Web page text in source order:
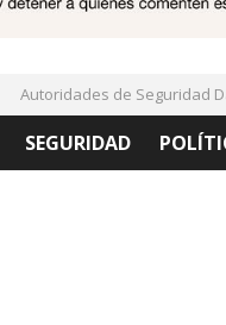
Autoridades de Seguridad
SEGURIDAD